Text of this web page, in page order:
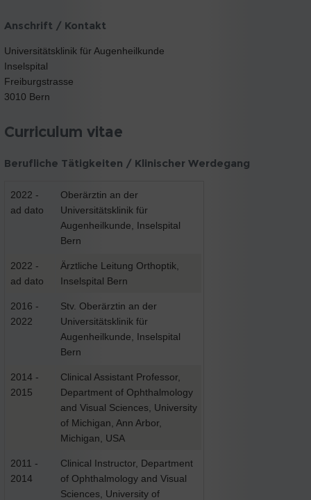
Anschrift / Kontakt
Universitätsklinik für Augenheilkunde
Inselspital
Freiburgstrasse
3010 Bern
Curriculum vitae
Berufliche Tätigkeiten / Klinischer Werdegang
2022 -
ad dato
Oberärztin an der
Universitätsklinik für
Augenheilkunde, Inselspital
Bern
2022 -
ad dato
Ärztliche Leitung Orthoptik,
Inselspital Bern
2016 -
2022
Stv. Oberärztin an der
Universitätsklinik für
Augenheilkunde, Inselspital
Bern
2014 -
2015
Clinical Assistant Professor,
Department of Ophthalmology
and Visual Sciences, University
of Michigan, Ann Arbor,
Michigan, USA
2011 -
2014
Clinical Instructor, Department
of Ophthalmology and Visual
Sciences, University of